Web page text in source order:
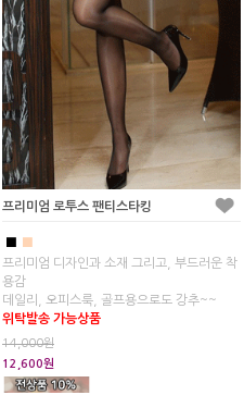
프리미엄 로투스 팬티스타킹
■ ■
프리미엄 디자인과 소재 그리고, 부드러운 착
용감
데일리, 오피스룩, 골프용으로도 강추~~
위탁발송 가능상품
14,000원
12,600원